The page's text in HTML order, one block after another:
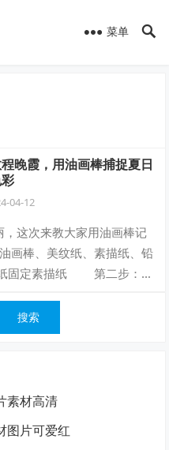
菜单
晚霞，用油画棒捕捉夏日
04-12
这次来教大家用油画棒记
棒、美纹纸、素描纸、铅
固定素描纸 第二步：大
素材高清
图片可爱红